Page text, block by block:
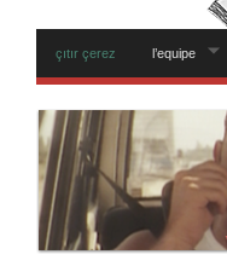
çıtır çerez l’equipe